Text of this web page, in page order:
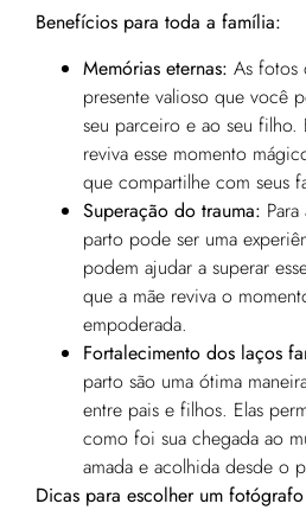
Benefícios para toda a família:
Memórias eternas: As fotos
presente valioso que você
seu parceiro e ao seu filho.
reviva esse momento
que compartilhe com seus
Superação do trauma:
parto pode ser uma
podem ajudar a superar
que a mãe reviva o
empoderada.
Fortalecimento dos laços
parto são uma ótima
entre pais e filhos. Elas
como foi sua chegada ao
amada e acolhida desde o
Dicas para escolher um